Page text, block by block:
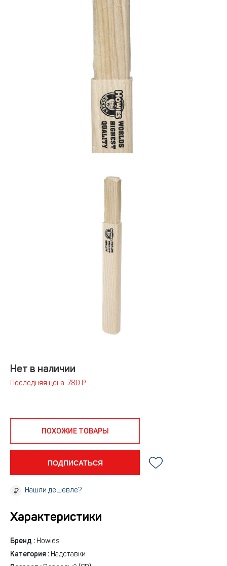
Нет в наличии
Последняя цена: 780 ₽
ПОХОЖИЕ ТОВАРЫ
ПОДПИСАТЬСЯ
Нашли дешевле?
Характеристики
Бренд : Howies
Категория : Надставки